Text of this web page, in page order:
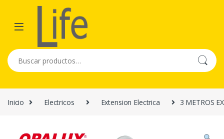
Skip to navigation
Skip to content
Buscar por:
Inicio Electricos Extension Electrica 3 METROS